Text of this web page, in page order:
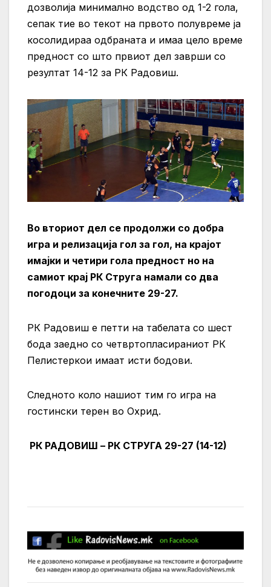
дозволија минимално водство од 1-2 гола,
сепак тие во текот на првото полувреме ја
косолидираа одбраната и имаа цело време
предност со што првиот дел заврши со
резултат 14-12 за РК Радовиш.
Во вториот дел се продолжи со добра
игра и релизација гол за гол, на крајот
имајки и четири гола предност но на
самиот крај РК Струга намали со два
погодоци за конечните 29-27.
РК Радовиш е петти на табелата со шест
бода заедно со четвртопласираниот РК
Пелистеркои имаат исти бодови.
Следното коло нашиот тим го игра на
гостински терен во Охрид.
РК РАДОВИШ – РК СТРУГА 29-27 (14-12)